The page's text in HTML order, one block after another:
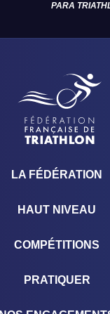
PARA
LA FÉDÉRATION
HAUT NIVEAU
COMPÉTITIONS
PRATIQUER